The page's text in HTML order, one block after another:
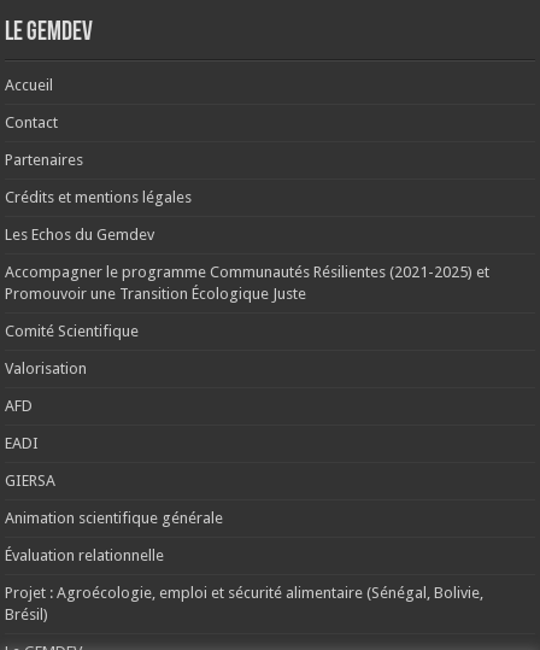
Le Gemdev
Accueil
Contact
Partenaires
Crédits et mentions légales
Les Echos du Gemdev
Accompagner le programme Communautés Résilientes (2021-2025) et
Promouvoir une Transition Écologique Juste
Comité Scientifique
Valorisation
AFD
EADI
GIERSA
Animation scientifique générale
Évaluation relationnelle
Projet : Agroécologie, emploi et sécurité alimentaire (Sénégal, Bolivie,
Brésil)